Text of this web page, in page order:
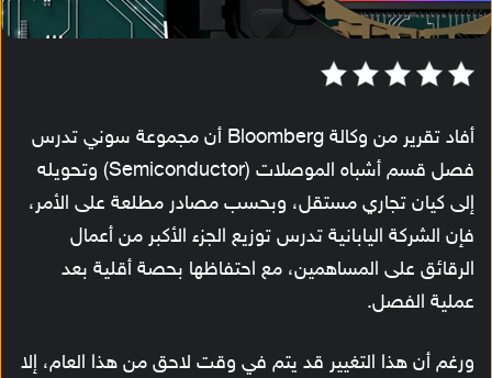
أفاد تقرير من وكالة Bloomberg أن مجموعة سوني تدرس
فصل قسم أشباه الموصلات (Semiconductor) وتحويله
إلى كيان تجاري مستقل، وبحسب مصادر مطلعة على الأمر،
فإن الشركة اليابانية تدرس توزيع الجزء الأكبر من أعمال
الرقائق على المساهمين، مع احتفاظها بحصة أقلية بعد
عملية الفصل.
ورغم أن هذا التغيير قد يتم في وقت لاحق من هذا العام، إلا